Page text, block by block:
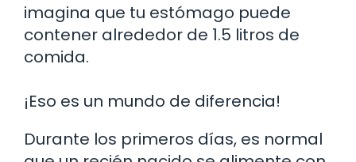
imagina que tu estómago puede
contener alrededor de 1.5 litros de
comida.
¡Eso es un mundo de diferencia!
Durante los primeros días, es normal